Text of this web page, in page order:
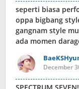
seperti biasa
oppa bigbang
gangnam style
ada momen
December